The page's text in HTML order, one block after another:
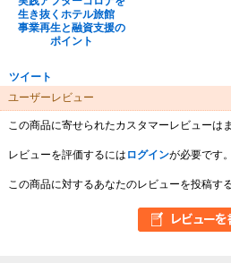
生き抜くホテル旅館
事業再生と融資支援の
ポイント
ツイート
ユーザーレビュー
この商品に寄せられたカスタマーレビューは
レビューを評価するには ログインが必要です。
この商品に対するあなたのレビューを投稿す